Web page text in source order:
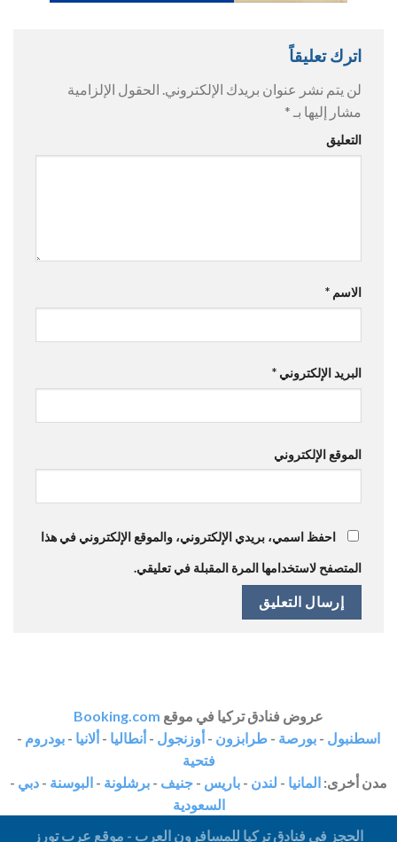
اترك تعليقاً
لن يتم نشر عنوان بريدك الإلكتروني. الحقول الإلزامية
مشار إليها بـ *
التعليق
الاسم *
البريد الإلكتروني *
الموقع الإلكتروني
احفظ اسمي، بريدي الإلكتروني، والموقع الإلكتروني في هذا
المتصفح لاستخدامها المرة المقبلة في تعليقي.
عروض فنادق تركيا في موقع Booking.com
اسطنبول - بورصة - طرابزون -أوزنجول -أنطاليا -ألانيا - بودروم -
فتحية
مدن أخرى: المانيا - لندن - باريس - جنيف - برشلونة - البوسنة - دبي -
السعودية
الحجز في فنادق تركيا للمسافرون العرب - موقع عرب تورز